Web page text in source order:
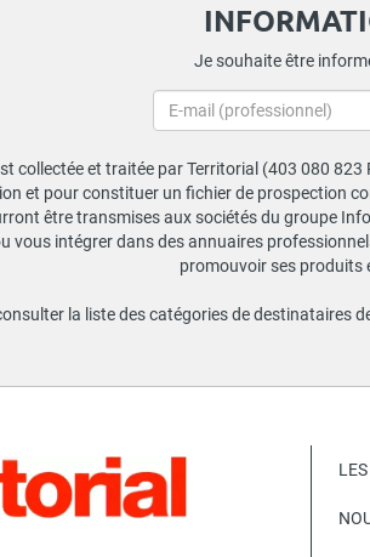
Je souhaite être
collectée et traitée par Territorial (403 080
et pour constituer un fichier de prospection
être transmises aux sociétés du groupe
vous intégrer dans des annuaires
promouvoir ses produits
la liste des catégories de destinataires